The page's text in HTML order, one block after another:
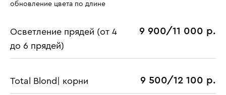
обновление цвета по длине
Осветление прядей (от 4
до 6 прядей)
9 900/11 000 р.
Total Blond| корни 9 500/12 100 р.